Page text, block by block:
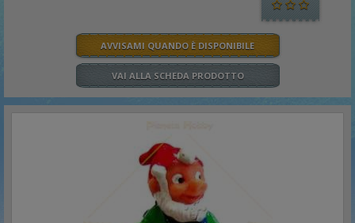
AVVISAMI QUANDO È DISPONIBILE
VAI ALLA SCHEDA PRODOTTO